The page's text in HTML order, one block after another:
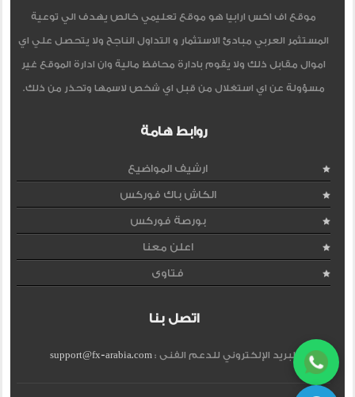
موقع اف اكس ارابيا هو موقع تعليمي خالص يهدف الي توعية
المستثمر العربي مبادئ الاستثمار و التداول الناجح ولا يتحصل علي اي
اموال مقابل ذلك ولا يقوم بادارة محافظ مالية وان ادارة الموقع غير
مسؤولة عن اي استغلال من قبل اي شخص لاسمها وتحذر من ذلك.
روابط هامة
ارشيف المواضيع
الكاش باك فوركس
بورصة فوركس
اعلن معنا
فتاوى
اتصل بنا
البريد الإلكتروني للدعم الفنى :support@fx-arabia.com